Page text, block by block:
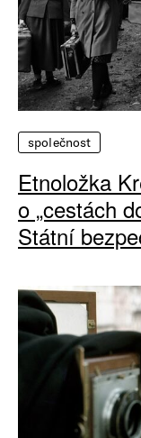
společnost
Etnoložka
o „cestách
Státní